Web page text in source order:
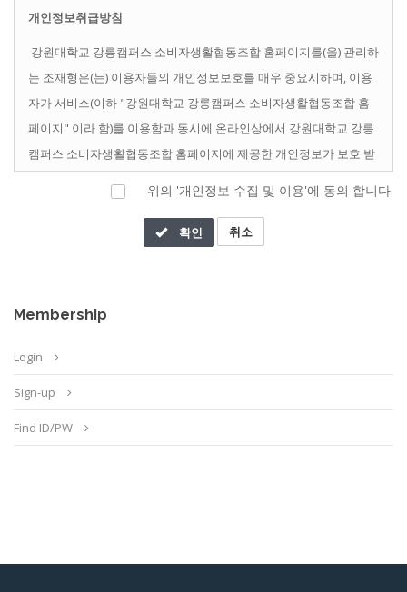
이 약관은 기관 홈페이지(
기관은 합리적인 사유가 발생될 경우에는 이 약관을 변경할
수 있으며, 약관이 변경된 경우에는 제1항과 같은 방법으로 이
를 공지한다.
회원의 기관 홈페이지 이용에 관하여 이 약관을 적용하며 약관에 명
시되지 아니한 사항에 대하여는 관계법령의 규정에 준한다.
제4조 회원자격
회원은 국내 거주자에 한 한다.
개인정보취급방침
강원대학교 강릉캠퍼스 소비자생활협동조합 홈페이지를(을) 관리하
는 조재형은(는) 이용자들의 개인정보보호를 매우 중요시하며, 이용
자가 서비스(이하 "강원대학교 강릉캠퍼스 소비자생활협동조합 홈
페이지" 이라 함)를 이용함과 동시에 온라인상에서 강원대학교 강릉
캠퍼스 소비자생활협동조합 홈페이지에 제공한 개인정보가 보호 받
소비자생활협동조합 홈페이지은(는) 통신비밀보호법, 전기통신사업
법, 정보통신망이용촉진등에관한법률 등 정보통신서비스제공자가
강원대학교 강릉캠퍼스 소비자생활협동조합 홈페이지은(는) 개인정
와 방식으로 이용되고 있으며 개인정보보호를 위해 어떠한 조치가
취해지고 있는지 알려드립니다.
강원대학교 강릉캠퍼스 소비자생활협동조합 홈페이지은(는) 개인정
보 보호정책을 홈페이지 첫 화면에 공개함으로써 이용자들이 언제나
소비자생활협동조합 홈페이지의 내부 방침 변경 등으로 인하여 수시
위의 '개인정보 수집 및 이용'에 동의 합니다.
확인 취소
Membership
Login
Sign-up
Find ID/PW